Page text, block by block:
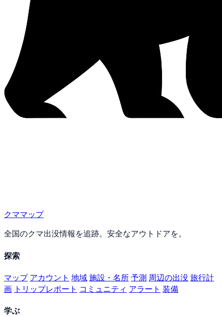
クママップ
全国のクマ出没情報を追跡。安全なアウトドアを。
探索
マップ アカウント 地域施設・名所予測 周辺の出没旅行計
画 トリップレポート コミュニティ アラート 装備
学ぶ